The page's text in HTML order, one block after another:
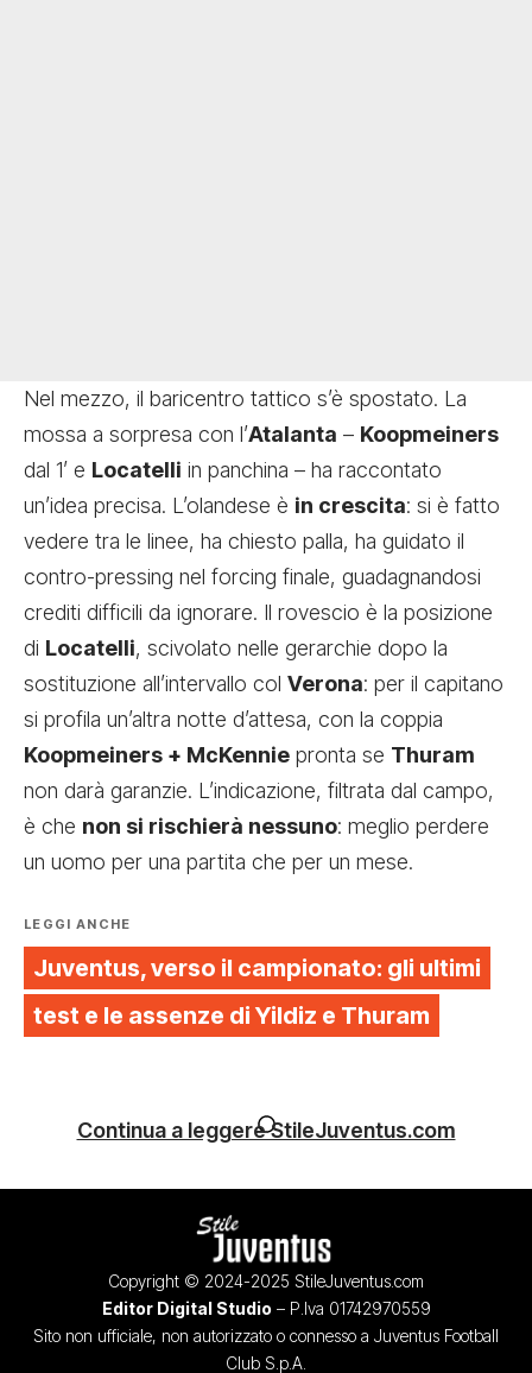
Nel mezzo, il baricentro tattico s’è spostato. La
mossa a sorpresa con l’Atalanta – Koopmeiners
dal 1’ e Locatelli in panchina – ha raccontato
un’idea precisa. L’olandese è in crescita: si è fatto
vedere tra le linee, ha chiesto palla, ha guidato il
contro-pressing nel forcing finale, guadagnandosi
crediti difficili da ignorare. Il rovescio è la posizione
di Locatelli, scivolato nelle gerarchie dopo la
sostituzione all’intervallo col Verona: per il capitano
si profila un’altra notte d’attesa, con la coppia
Koopmeiners + McKennie pronta se Thuram
non darà garanzie. L’indicazione, filtrata dal campo,
è che non si rischierà nessuno: meglio perdere
un uomo per una partita che per un mese.
LEGGI ANCHE
Juventus, verso il campionato: gli ultimi
test e le assenze di Yildiz e Thuram
Continua a leggere StileJuventus.com
Copyright © 2024-2025 StileJuventus.com
Editor Digital Studio – P.Iva 01742970559
Sito non ufficiale, non autorizzato o connesso a Juventus Football
Club S.p.A.